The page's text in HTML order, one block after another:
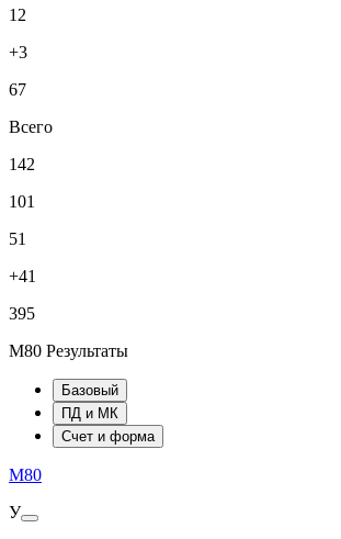
12
+3
67
Всего
142
101
51
+41
395
M80 Результаты
Базовый
ПД и МК
Счет и форма
M80
У